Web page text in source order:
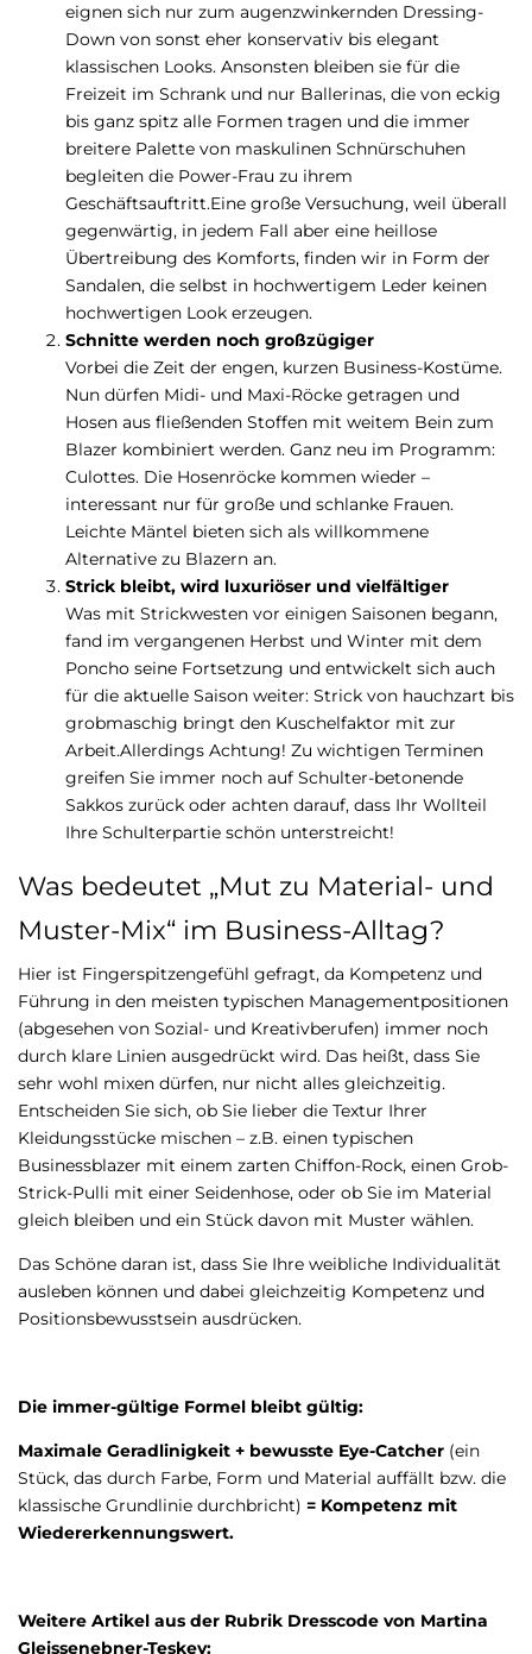
eignen sich nur zum augenzwinkernden Dressing-
Down von sonst eher konservativ bis elegant
klassischen Looks. Ansonsten bleiben sie für die
Freizeit im Schrank und nur Ballerinas, die von eckig
bis ganz spitz alle Formen tragen und die immer
breitere Palette von maskulinen Schnürschuhen
begleiten die Power-Frau zu ihrem
Geschäftsauftritt.Eine große Versuchung, weil überall
gegenwärtig, in jedem Fall aber eine heillose
Übertreibung des Komforts, finden wir in Form der
Sandalen, die selbst in hochwertigem Leder keinen
hochwertigen Look erzeugen.
Schnitte werden noch großzügiger
Vorbei die Zeit der engen, kurzen Business-Kostüme.
Nun dürfen Midi- und Maxi-Röcke getragen und
Hosen aus fließenden Stoffen mit weitem Bein zum
Blazer kombiniert werden. Ganz neu im Programm:
Culottes. Die Hosenröcke kommen wieder –
interessant nur für große und schlanke Frauen.
Leichte Mäntel bieten sich als willkommene
Alternative zu Blazern an.
Strick bleibt, wird luxuriöser und vielfältiger
Was mit Strickwesten vor einigen Saisonen begann,
fand im vergangenen Herbst und Winter mit dem
Poncho seine Fortsetzung und entwickelt sich auch
für die aktuelle Saison weiter: Strick von hauchzart bis
grobmaschig bringt den Kuschelfaktor mit zur
Arbeit.Allerdings Achtung! Zu wichtigen Terminen
greifen Sie immer noch auf Schulter-betonende
Sakkos zurück oder achten darauf, dass Ihr Wollteil
Ihre Schulterpartie schön unterstreicht!
Was bedeutet „Mut zu Material- und
Muster-Mix“ im Business-Alltag?
Hier ist Fingerspitzengefühl gefragt, da Kompetenz und
Führung in den meisten typischen Managementpositionen
(abgesehen von Sozial- und Kreativberufen) immer noch
durch klare Linien ausgedrückt wird. Das heißt, dass Sie
sehr wohl mixen dürfen, nur nicht alles gleichzeitig.
Entscheiden Sie sich, ob Sie lieber die Textur Ihrer
Kleidungsstücke mischen – z.B. einen typischen
Businessblazer mit einem zarten Chiffon-Rock, einen Grob-
Strick-Pulli mit einer Seidenhose, oder ob Sie im Material
gleich bleiben und ein Stück davon mit Muster wählen.
Das Schöne daran ist, dass Sie Ihre weibliche Individualität
ausleben können und dabei gleichzeitig Kompetenz und
Positionsbewusstsein ausdrücken.
Die immer-gültige Formel bleibt gültig:
Maximale Geradlinigkeit + bewusste Eye-Catcher (ein
Stück, das durch Farbe, Form und Material auffällt bzw. die
klassische Grundlinie durchbricht) = Kompetenz mit
Wiedererkennungswert.
Weitere Artikel aus der Rubrik Dresscode von Martina
Gleissenebner-Teskey: